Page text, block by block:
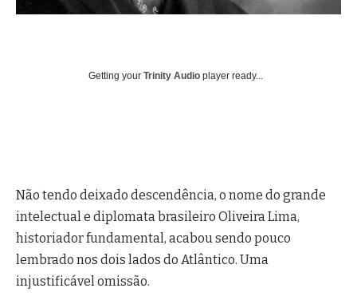
Getting your Trinity Audio player ready...
Não tendo deixado descendência, o nome do grande
intelectual e diplomata brasileiro Oliveira Lima,
historiador fundamental, acabou sendo pouco
lembrado nos dois lados do Atlântico. Uma
injustificável omissão.